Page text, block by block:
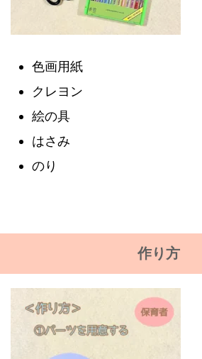
色画用紙
クレヨン
絵の具
はさみ
のり
作り方